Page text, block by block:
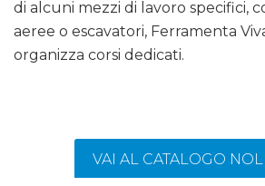
di alcuni mezzi di lavoro specifici,
aeree o escavatori, Ferramenta
organizza corsi dedicati.
VAI AL CATALOGO